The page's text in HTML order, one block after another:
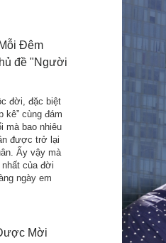
Đêm
đề "Người
đời, đặc biệt
kê” cùng đám
mà bao nhiêu
được trở lại
Ấy vậy mà
của đời
ngày em
Mời